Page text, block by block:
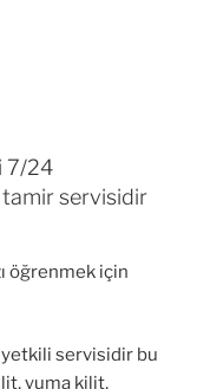
7/24
tamir servisidir
öğrenmek için
yetkili servisidir bu
yuma kilit,